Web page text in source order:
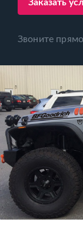
Заказать
Звоните